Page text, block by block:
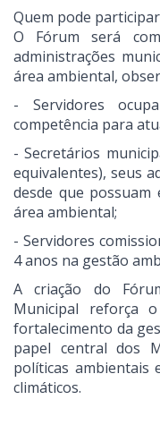
Quem pode participar
O Fórum será
administrações
área ambiental,
- Servidores
competência para
- Secretários
equivalentes), seus
desde que
área ambiental;
- Servidores
4 anos na gestão
A criação do
Municipal reforça
fortalecimento da
papel central dos
políticas ambientais
climáticos.